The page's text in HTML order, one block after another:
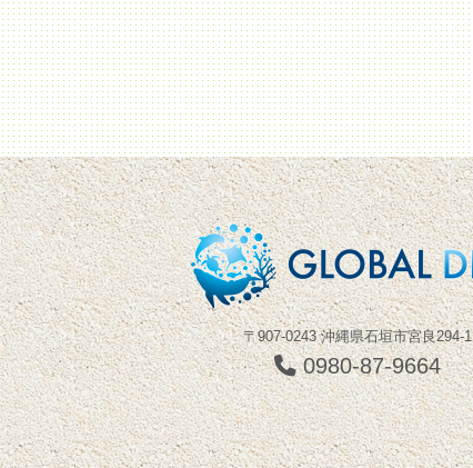
〒907-0243 沖縄県石垣市宮良294-1
0980-87-9664